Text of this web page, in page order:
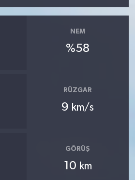
NEM
%58
RÜZGAR
9 km/s
GÖRÜŞ
10 km